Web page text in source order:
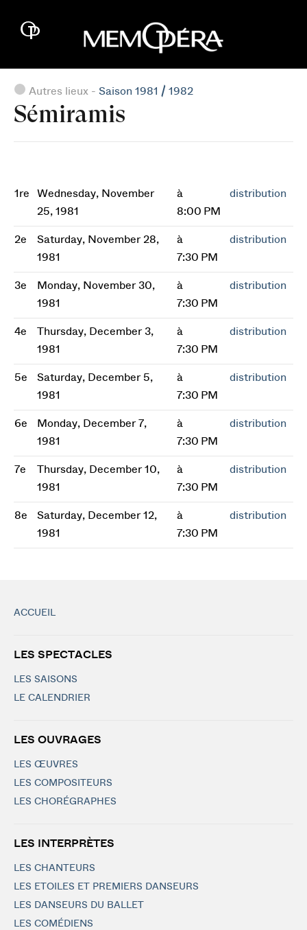
Autres lieux - Saison 1981 / 1982
Sémiramis
1re
Wednesday, November
25, 1981
à
8:00 PM
distribution
2e
Saturday, November 28,
1981
à
7:30 PM
distribution
3e
Monday, November 30,
1981
à
7:30 PM
distribution
4e
Thursday, December 3,
1981
à
7:30 PM
distribution
5e
Saturday, December 5,
1981
à
7:30 PM
distribution
6e
Monday, December 7,
1981
à
7:30 PM
distribution
7e
Thursday, December 10,
1981
à
7:30 PM
distribution
8e
Saturday, December 12,
1981
à
7:30 PM
distribution
ACCUEIL
LES SPECTACLES
LES SAISONS
LE CALENDRIER
LES OUVRAGES
LES ŒUVRES
LES COMPOSITEURS
LES CHORÉGRAPHES
LES INTERPRÈTES
LES CHANTEURS
LES ETOILES ET PREMIERS DANSEURS
LES DANSEURS DU BALLET
LES COMÉDIENS